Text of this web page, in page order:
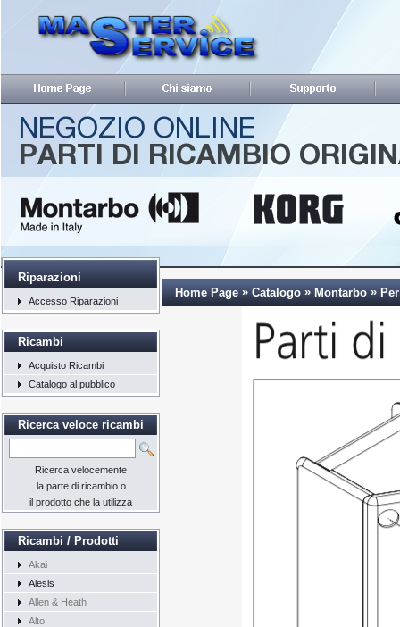
Riparazioni
Accesso Riparazioni
Ricambi
Acquisto Ricambi
Catalogo al pubblico
Ricerca veloce ricambi
Ricerca velocemente
la parte di ricambio o
il prodotto che la utilizza
Ricambi / Prodotti
Akai
Alesis
Allen & Heath
Alto
Home Page»Catalogo»Montarbo»